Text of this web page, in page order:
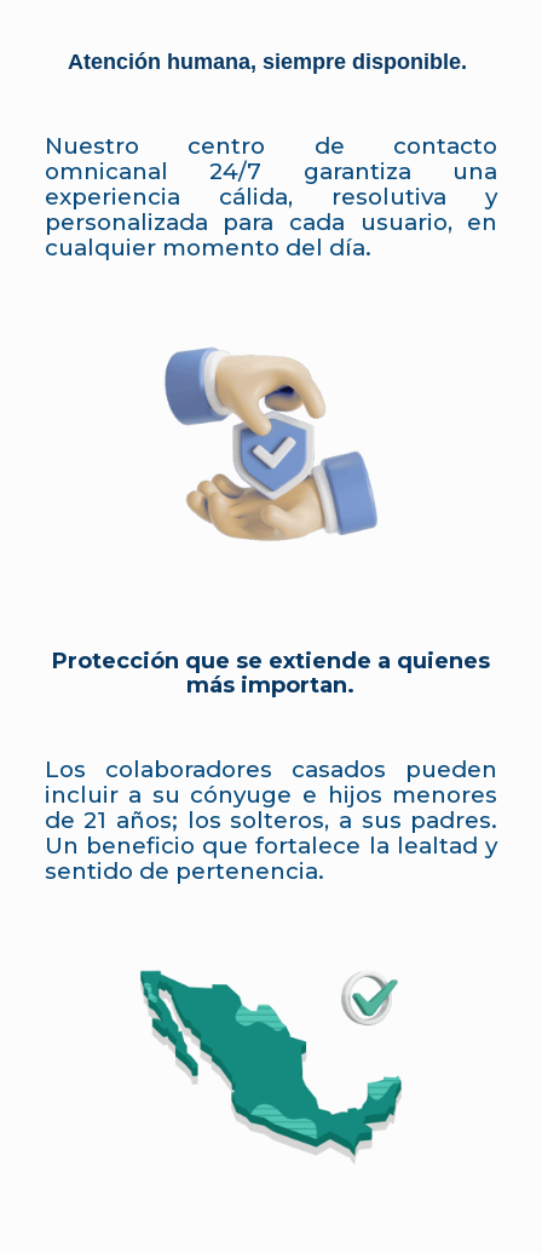
Atención humana, siempre disponible.
Nuestro centro de contacto
omnicanal 24/7 garantiza una
experiencia cálida, resolutiva y
personalizada para cada usuario, en
cualquier momento del día.
Protección que se extiende a quienes
más importan.
Los colaboradores casados pueden
incluir a su cónyuge e hijos menores
de 21 años; los solteros, a sus padres.
Un beneficio que fortalece la lealtad y
sentido de pertenencia.